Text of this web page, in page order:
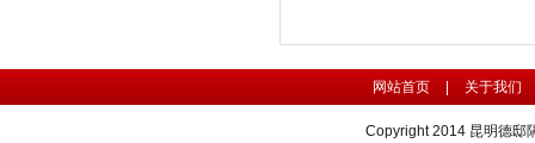
网站首页 关于我们
Copyright 2014 昆明德邸